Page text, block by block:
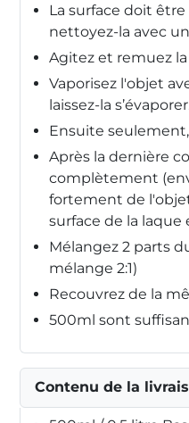
La surface doit
nettoyez-la avec
Agitez et remuez
Vaporisez l'objet
laissez-la
Ensuite
Après la dernière
complètement
fortement de
surface de la
Mélangez 2 parts
mélange 2:1)
Recouvrez de la
500ml sont
Contenu de la